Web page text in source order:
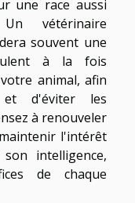
une race aussi
vétérinaire
souvent une
à la fois
animal, afin
d'éviter les
à renouveler
l'intérêt
intelligence,
de chaque